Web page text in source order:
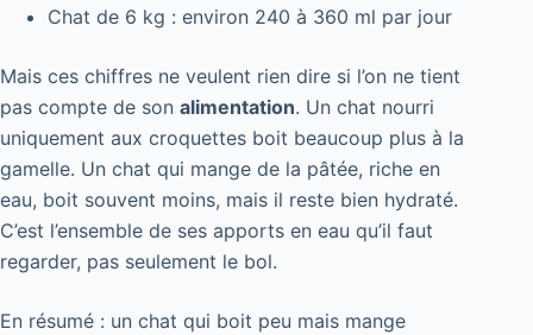
Chat de 6 kg : environ 240 à 360 ml par jour
Mais ces chiffres ne veulent rien dire si l’on ne tient
pas compte de son alimentation. Un chat nourri
uniquement aux croquettes boit beaucoup plus à la
gamelle. Un chat qui mange de la pâtée, riche en
eau, boit souvent moins, mais il reste bien hydraté.
C’est l’ensemble de ses apports en eau qu’il faut
regarder, pas seulement le bol.
En résumé : un chat qui boit peu mais mange